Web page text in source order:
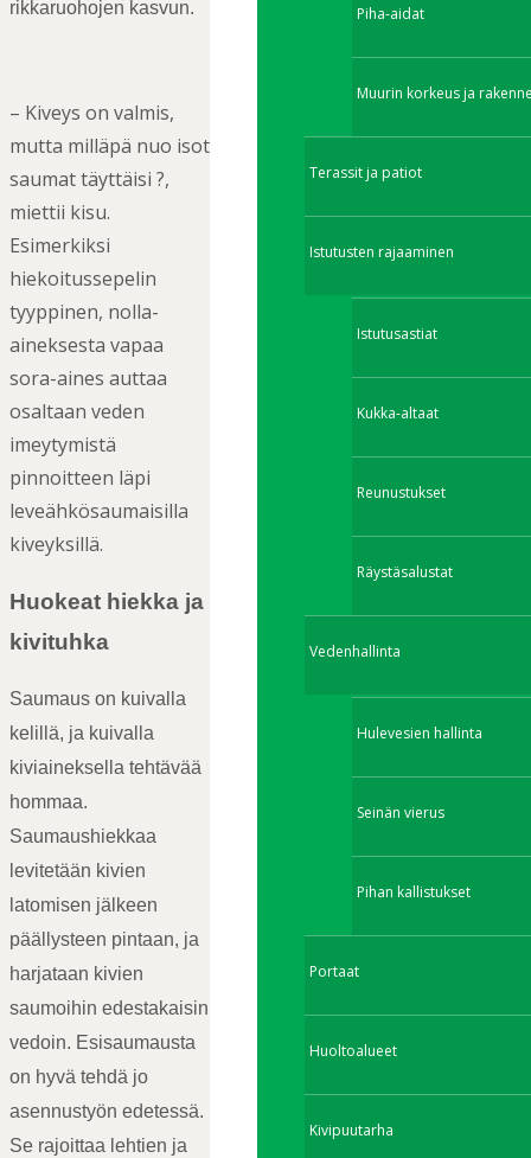
Piha-aidat
Muurin korkeus ja
Terassit ja patiot
Istutusten rajaaminen
Istutusastiat
Kukka-altaat
Reunustukset
Räystäsalustat
Vedenhallinta
Hulevesien hallinta
Seinän vierus
Pihan kallistukset
Portaat
Huoltoalueet
Kivipuutarha
rikkaruohojen kasvun.
– Kiveys on valmis,
mutta milläpä nuo isot
saumat täyttäisi ?,
miettii kisu.
Esimerkiksi
hiekoitussepelin
tyyppinen, nolla-
aineksesta vapaa
sora-aines auttaa
osaltaan veden
imeytymistä
pinnoitteen läpi
leveähkösaumaisilla
kiveyksillä.
Huokeat hiekka ja
kivituhka
Saumaus on kuivalla
kelillä, ja kuivalla
kiviaineksella tehtävää
hommaa.
Saumaushiekkaa
levitetään kivien
latomisen jälkeen
päällysteen pintaan, ja
harjataan kivien
saumoihin edestakaisin
vedoin. Esisaumausta
on hyvä tehdä jo
asennustyön edetessä.
Se rajoittaa lehtien ja